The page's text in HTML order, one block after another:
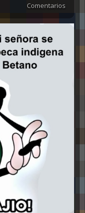
Comentarios